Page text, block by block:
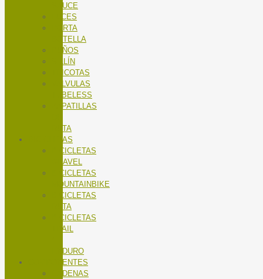
SAUCE
LUCES
PORTA
BOTELLA
PUÑOS
SILLÍN
TRICOTAS
VALVULAS
TUBELESS
ZAPATILLAS
RUTA
BICICLETAS
BICICLETAS
GRAVEL
BICICLETAS
MOUNTAINBIKE
BICICLETAS
RUTA
BICICLETAS
TRAIL
ENDURO
COMPONENTES
CADENAS